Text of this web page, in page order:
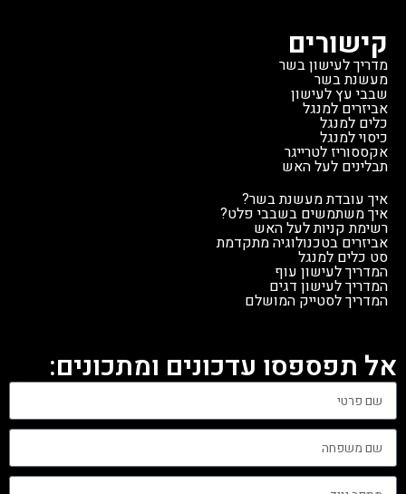
קישורים
מדריך לעישון בשר
מעשנת בשר
שבבי עץ לעישון
אביזרים למנגל
כלים למנגל
כיסוי למנגל
אקססוריז לטרייגר
תבלינים לעל האש
איך עובדת מעשנת בשר?
איך משתמשים בשבבי פלט?
רשימת קניות לעל האש
אביזרים בטכנולוגיה מתקדמת
סט כלים למנגל
המדריך לעישון עוף
המדריך לעישון דגים
המדריך לסטייק המושלם
אל תפספסו עדכונים ומתכונים: